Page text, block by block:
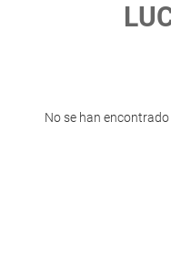
No se han